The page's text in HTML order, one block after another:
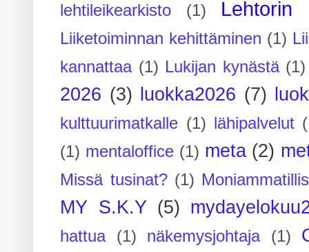
lehtileikearkisto (1) Lehtorin
Liiketoiminnan kehittäminen (1)
kannattaa (1) Lukijan kynästä (1)
2026 (3) luokka2026 (7)
kulttuurimatkalle (1) lähipalvelut
(1) mentaloffice (1) meta (2)
Missä tusinat? (1)
MY S.K.Y (5)
hattua (1) näkemysjohtaja (1)